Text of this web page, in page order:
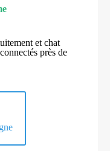
et chat
près de